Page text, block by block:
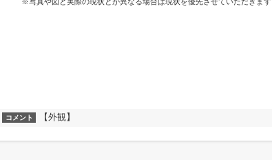
コメント 【外観】